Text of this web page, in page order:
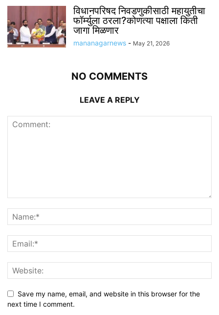
विधानपरिषद निवडणुकीसाठी महायुतीचा
फॉर्म्युला ठरला?कोणत्या पक्षाला किती
जागा मिळणार
mananagarnews - May 21, 2026
NO COMMENTS
LEAVE A REPLY
Save my name, email, and website in this browser for the
next time I comment.